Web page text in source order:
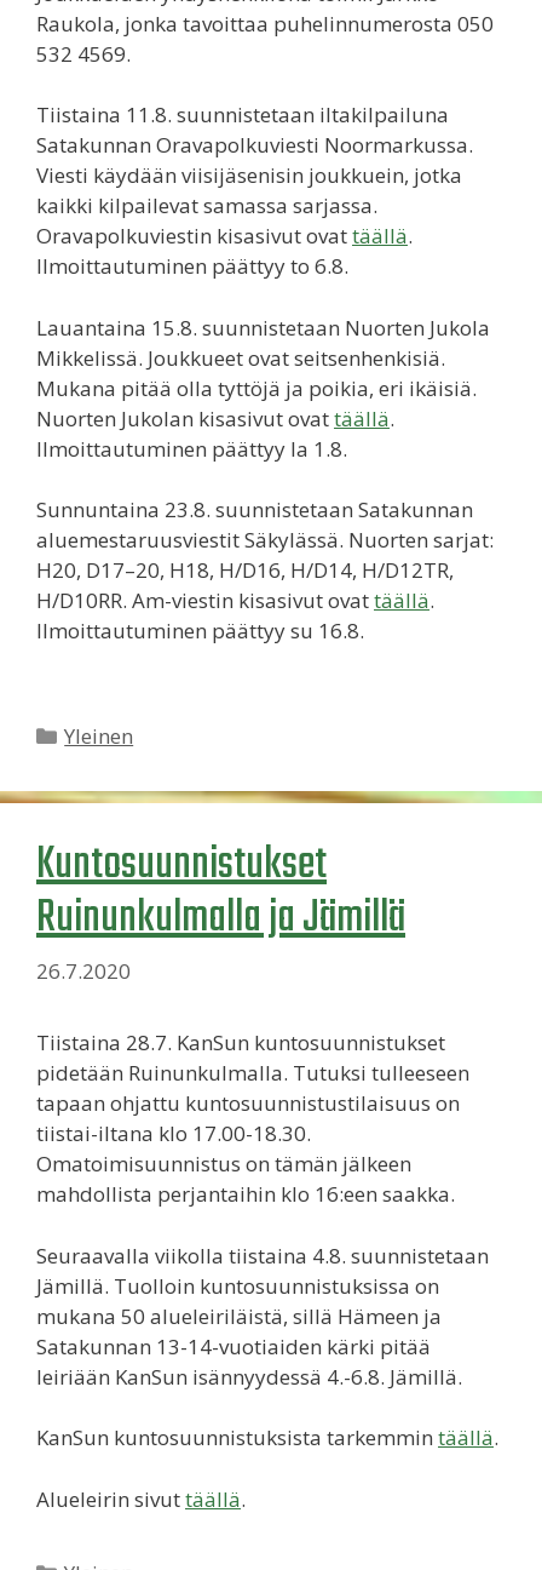
Raukola, jonka tavoittaa puhelinnumerosta 050
532 4569.
Tiistaina 11.8. suunnistetaan iltakilpailuna
Satakunnan Oravapolkuviesti Noormarkussa.
Viesti käydään viisijäsenisin joukkuein, jotka
kaikki kilpailevat samassa sarjassa.
Oravapolkuviestin kisasivut ovattäällä.
Ilmoittautuminen päättyy to 6.8.
Lauantaina 15.8. suunnistetaan Nuorten Jukola
Mikkelissä. Joukkueet ovat seitsenhenkisiä.
Mukana pitää olla tyttöjä ja poikia, eri ikäisiä.
Nuorten Jukolan kisasivut ovattäällä.
Ilmoittautuminen päättyy la 1.8.
Sunnuntaina 23.8. suunnistetaan Satakunnan
aluemestaruusviestit Säkylässä. Nuorten sarjat:
H20, D17–20, H18, H/D16, H/D14, H/D12TR,
H/D10RR. Am-viestin kisasivut ovattäällä.
Ilmoittautuminen päättyy su 16.8.
Kategoriat
Yleinen
Kuntosuunnistukset
Ruinunkulmalla ja Jämillä
26.7.2020
Tiistaina 28.7. KanSun kuntosuunnistukset
pidetään Ruinunkulmalla. Tutuksi tulleeseen
tapaan ohjattu kuntosuunnistustilaisuus on
tiistai-iltana klo 17.00-18.30.
Omatoimisuunnistus on tämän jälkeen
mahdollista perjantaihin klo 16:een saakka.
Seuraavalla viikolla tiistaina 4.8. suunnistetaan
Jämillä. Tuolloin kuntosuunnistuksissa on
mukana 50 alueleiriläistä, sillä Hämeen ja
Satakunnan 13-14-vuotiaiden kärki pitää
leiriään KanSun isännyydessä 4.-6.8. Jämillä.
KanSun kuntosuunnistuksista tarkemmin täällä.
Alueleirin sivuttäällä.